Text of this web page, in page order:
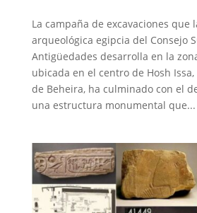
La campaña de excavaciones que
arqueológica egipcia del Consejo
Antigüedades desarrolla en la
ubicada en el centro de Hosh
de Beheira, ha culminado con el
una estructura monumental que...